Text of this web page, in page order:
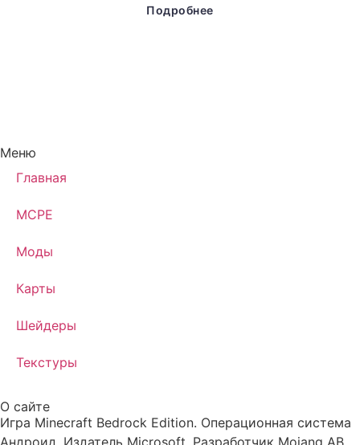
Подробнее
Меню
Главная
MCPE
Моды
Карты
Шейдеры
Текстуры
О сайте
Игра Minecraft Bedrock Edition. Операционная система
Андроид. Издатель Microsoft. Разработчик Mojang AB.